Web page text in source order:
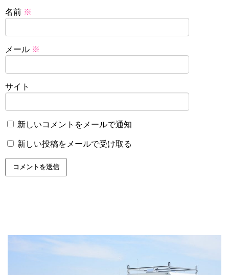
名前 ※
メール ※
サイト
新しいコメントをメールで通知
新しい投稿をメールで受け取る